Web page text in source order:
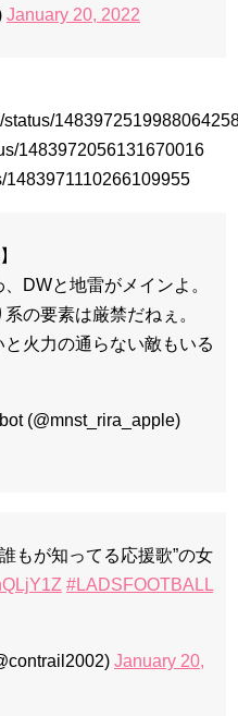
January 20, 2022
1483972056131670016
1483971110266109955
DWと地雷がメインよ。
の要素は厳禁だねぇ。
火力の通らない敵もいる
(@mnst_rira_apple)
もが知ってる応援歌”の女
#LADSFOOTBALL
January 20,